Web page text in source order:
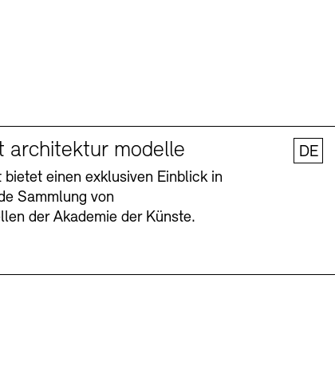
architektur modelle
bietet einen exklusiven Einblick in
Sammlung von
der Akademie der Künste.
DE